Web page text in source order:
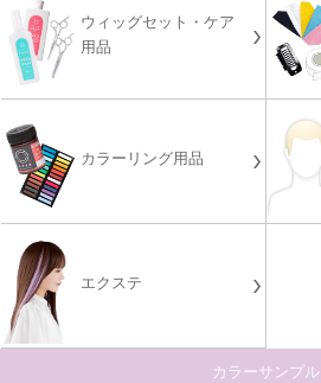
ウィッグセット・ケア
用品
カラーリング用品
エクステ
カラーサンプル